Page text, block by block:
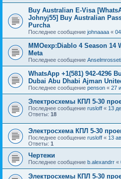
Buy Australian E-Visa
Johnyj55] Buy Australian
Purcha
Последнее сообщение johnaaaa «
MMOexp:Diablo 4 Season 14
Meta
Последнее сообщение Anselmrosseti
WhatsApp +1(581) 942-4296
Dubai Abu Dhabi Ajman
Последнее сообщение penson « 27
Электросхемы КПЛ 5-30
Последнее сообщение rusloff « 13
Ответы: 18
Электросхема КПЛ 5-30
Последнее сообщение rusloff « 13
Ответы: 1
Чертежи
Последнее сообщение b.alexandrr «
Электросхемы КПЛ 5-30